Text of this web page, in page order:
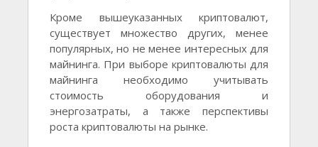
Кроме вышеуказанных криптовалют,
существует множество других, менее
популярных, но не менее интересных для
майнинга. При выборе криптовалюты для
майнинга необходимо учитывать
стоимость оборудования и
энергозатраты, а также перспективы
роста криптовалюты на рынке.